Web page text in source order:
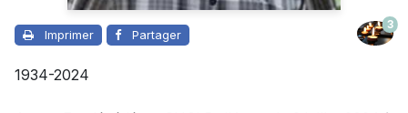
Imprimer Partager
3
1934-2024